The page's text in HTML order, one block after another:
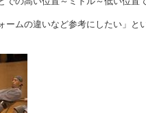
ームの違いなど参考にしたい」